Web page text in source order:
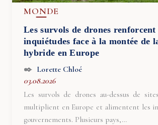
MONDE
Les survols de drones renforcent
inquiétudes face à la montée de
hybride en Europe
Lorette Chloé
03.08.2026
Les survols de drones au-dessus de
multiplient en Europe et alimentent les
gouvernements. Plusieurs pays,…